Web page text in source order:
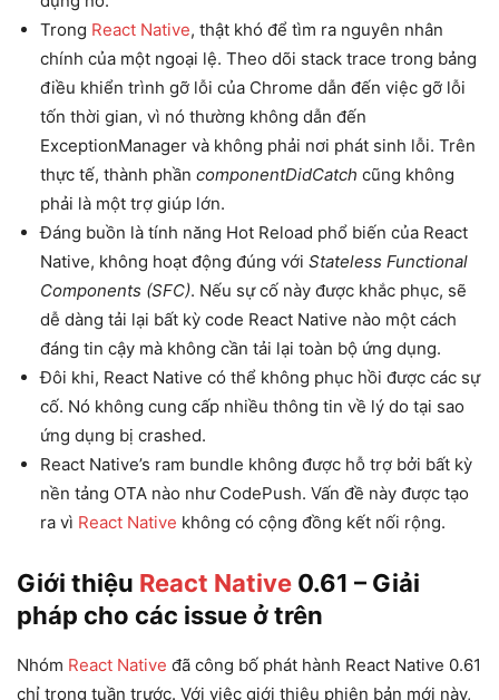
Trong React Native, thật khó để tìm ra nguyên nhân
chính của một ngoại lệ. Theo dõi stack trace trong bảng
điều khiển trình gỡ lỗi của Chrome dẫn đến việc gỡ lỗi
tốn thời gian, vì nó thường không dẫn đến
ExceptionManager và không phải nơi phát sinh lỗi. Trên
thực tế, thành phần componentDidCatch cũng không
phải là một trợ giúp lớn.
Đáng buồn là tính năng Hot Reload phổ biến của React
Native, không hoạt động đúng với Stateless Functional
Components (SFC). Nếu sự cố này được khắc phục, sẽ
dễ dàng tải lại bất kỳ code React Native nào một cách
đáng tin cậy mà không cần tải lại toàn bộ ứng dụng.
Đôi khi, React Native có thể không phục hồi được các sự
cố. Nó không cung cấp nhiều thông tin về lý do tại sao
ứng dụng bị crashed.
React Native’s ram bundle không được hỗ trợ bởi bất kỳ
nền tảng OTA nào như CodePush. Vấn đề này được tạo
ra vì React Native không có cộng đồng kết nối rộng.
Giới thiệu React Native 0.61 – Giải
pháp cho các issue ở trên
Nhóm React Native đã công bố phát hành React Native 0.61
chỉ trong tuần trước. Với việc giới thiệu phiên bản mới này,